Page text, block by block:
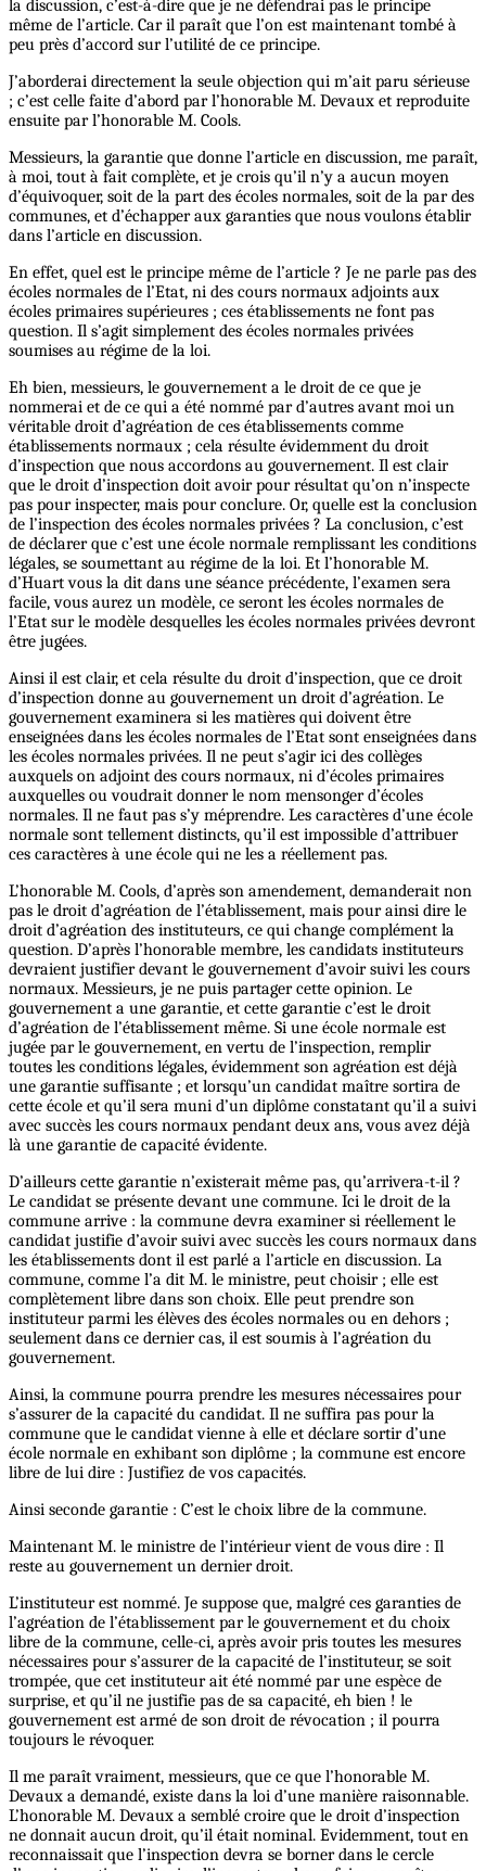
la discussion, c’est-à-dire que je ne défendrai pas le principe
même de l’article. Car il paraît que l’on est maintenant tombé à
peu près d’accord sur l’utilité de ce principe.
J’aborderai directement la seule objection qui m’ait paru sérieuse
; c’est celle faite d’abord par l’honorable M. Devaux et reproduite
ensuite par l’honorable M. Cools.
Messieurs, la garantie que donne l’article en discussion, me paraît,
à moi, tout à fait complète, et je crois qu’il n’y a aucun moyen
d’équivoquer, soit de la part des écoles normales, soit de la par des
communes, et d’échapper aux garanties que nous voulons établir
dans l’article en discussion.
En effet, quel est le principe même de l’article ? Je ne parle pas des
écoles normales de l’Etat, ni des cours normaux adjoints aux
écoles primaires supérieures ; ces établissements ne font pas
question. Il s’agit simplement des écoles normales privées
soumises au régime de la loi.
Eh bien, messieurs, le gouvernement a le droit de ce que je
nommerai et de ce qui a été nommé par d’autres avant moi un
véritable droit d’agréation de ces établissements comme
établissements normaux ; cela résulte évidemment du droit
d’inspection que nous accordons au gouvernement. Il est clair
que le droit d’inspection doit avoir pour résultat qu’on n’inspecte
pas pour inspecter, mais pour conclure. Or, quelle est la conclusion
de l’inspection des écoles normales privées ? La conclusion, c’est
de déclarer que c’est une école normale remplissant les conditions
légales, se soumettant au régime de la loi. Et l’honorable M.
d’Huart vous la dit dans une séance précédente, l’examen sera
facile, vous aurez un modèle, ce seront les écoles normales de
l’Etat sur le modèle desquelles les écoles normales privées devront
être jugées.
Ainsi il est clair, et cela résulte du droit d’inspection, que ce droit
d’inspection donne au gouvernement un droit d’agréation. Le
gouvernement examinera si les matières qui doivent être
enseignées dans les écoles normales de l’Etat sont enseignées dans
les écoles normales privées. Il ne peut s’agir ici des collèges
auxquels on adjoint des cours normaux, ni d’écoles primaires
auxquelles ou voudrait donner le nom mensonger d’écoles
normales. Il ne faut pas s’y méprendre. Les caractères d’une école
normale sont tellement distincts, qu’il est impossible d’attribuer
ces caractères à une école qui ne les a réellement pas.
L’honorable M. Cools, d’après son amendement, demanderait non
pas le droit d’agréation de l’établissement, mais pour ainsi dire le
droit d’agréation des instituteurs, ce qui change complément la
question. D’après l’honorable membre, les candidats instituteurs
devraient justifier devant le gouvernement d’avoir suivi les cours
normaux. Messieurs, je ne puis partager cette opinion. Le
gouvernement a une garantie, et cette garantie c’est le droit
d’agréation de l’établissement même. Si une école normale est
jugée par le gouvernement, en vertu de l’inspection, remplir
toutes les conditions légales, évidemment son agréation est déjà
une garantie suffisante ; et lorsqu’un candidat maître sortira de
cette école et qu’il sera muni d’un diplôme constatant qu’il a suivi
avec succès les cours normaux pendant deux ans, vous avez déjà
là une garantie de capacité évidente.
D’ailleurs cette garantie n’existerait même pas, qu’arrivera-t-il ?
Le candidat se présente devant une commune. Ici le droit de la
commune arrive : la commune devra examiner si réellement le
candidat justifie d’avoir suivi avec succès les cours normaux dans
les établissements dont il est parlé a l’article en discussion. La
commune, comme l’a dit M. le ministre, peut choisir ; elle est
complètement libre dans son choix. Elle peut prendre son
instituteur parmi les élèves des écoles normales ou en dehors ;
seulement dans ce dernier cas, il est soumis à l’agréation du
gouvernement.
Ainsi, la commune pourra prendre les mesures nécessaires pour
s’assurer de la capacité du candidat. Il ne suffira pas pour la
commune que le candidat vienne à elle et déclare sortir d’une
école normale en exhibant son diplôme ; la commune est encore
libre de lui dire : Justifiez de vos capacités.
Ainsi seconde garantie : C’est le choix libre de la commune.
Maintenant M. le ministre de l’intérieur vient de vous dire : Il
reste au gouvernement un dernier droit.
L’instituteur est nommé. Je suppose que, malgré ces garanties de
l’agréation de l’établissement par le gouvernement et du choix
libre de la commune, celle-ci, après avoir pris toutes les mesures
nécessaires pour s’assurer de la capacité de l’instituteur, se soit
trompée, que cet instituteur ait été nommé par une espèce de
surprise, et qu’il ne justifie pas de sa capacité, eh bien ! le
gouvernement est armé de son droit de révocation ; il pourra
toujours le révoquer.
Il me paraît vraiment, messieurs, que ce que l’honorable M.
Devaux a demandé, existe dans la loi d’une manière raisonnable.
L’honorable M. Devaux a semblé croire que le droit d’inspection
ne donnait aucun droit, qu’il était nominal. Evidemment, tout en
reconnaissait que l’inspection devra se borner dans le cercle